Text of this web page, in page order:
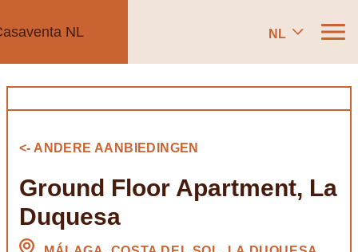
NL
<- ANDERE AANBIEDINGEN
Ground Floor Apartment, La
Duquesa